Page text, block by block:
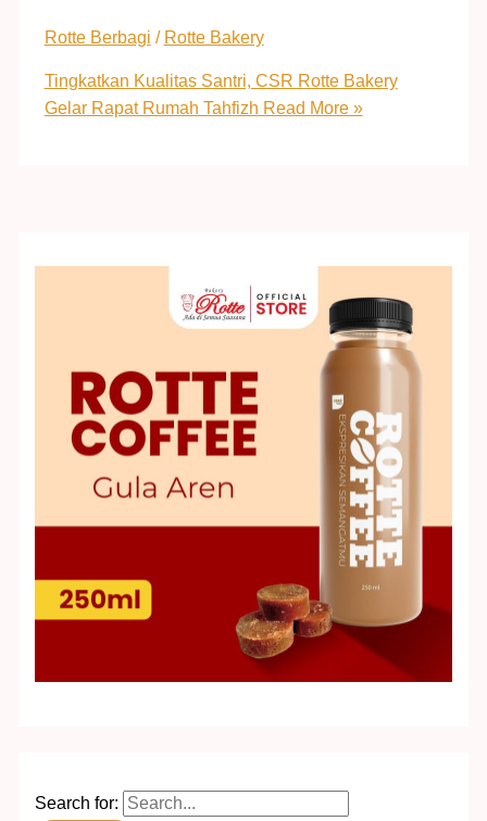
Rotte Berbagi / Rotte Bakery
Tingkatkan Kualitas Santri, CSR Rotte Bakery
Gelar Rapat Rumah Tahfizh Read More »
Search for: